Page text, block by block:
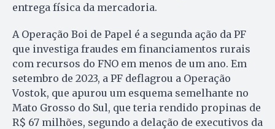
entrega física da mercadoria.
A Operação Boi de Papel é a segunda ação da PF
que investiga fraudes em financiamentos rurais
com recursos do FNO em menos de um ano. Em
setembro de 2023, a PF deflagrou a Operação
Vostok, que apurou um esquema semelhante no
Mato Grosso do Sul, que teria rendido propinas de
R$ 67 milhões, segundo a delação de executivos da